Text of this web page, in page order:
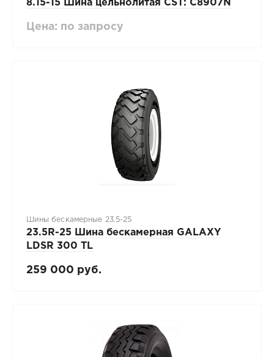
8.15-15 Шина цельнолитая CST: C8907N
Цена: по запросу
Шины бескамерные 23.5-25
23.5R-25 Шина бескамерная GALAXY
LDSR 300 TL
259 000 руб.